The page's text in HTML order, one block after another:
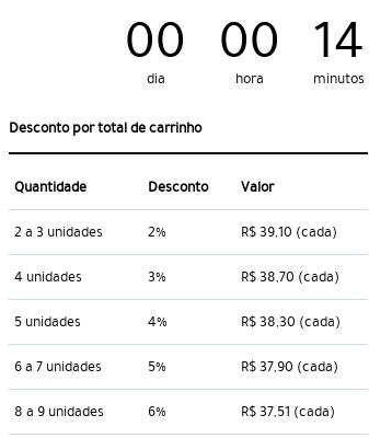
00
dia 00
hora 14
minutos
Desconto por total de carrinho
Quantidade Desconto Valor
2 a 3 unidades 2% R$ 39,10 (cada)
4 unidades 3% R$ 38,70 (cada)
5 unidades 4% R$ 38,30 (cada)
6 a 7 unidades 5% R$ 37,90 (cada)
8 a 9 unidades 6% R$ 37,51 (cada)